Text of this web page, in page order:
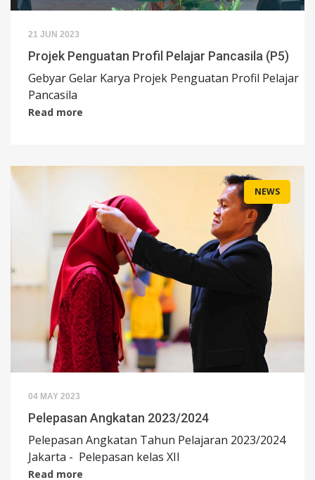
21 JUN 2023
Projek Penguatan Profil Pelajar Pancasila (P5)
Gebyar Gelar Karya Projek Penguatan Profil Pelajar
Pancasila
Read more
NEWS
04 MAY 2023
Pelepasan Angkatan 2023/2024
Pelepasan Angkatan Tahun Pelajaran 2023/2024
Jakarta - Pelepasan kelas XII
Read more